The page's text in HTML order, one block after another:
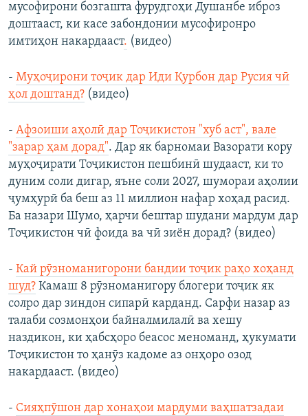
мусофирони бозгашта фурудгоҳи Душанбе иброз
доштааст, ки касе забондонии мусофиронро
имтиҳон накардааст. (видео)
- Муҳоҷирони тоҷик дар Иди Қурбон дар Русия чӣ
ҳол доштанд? (видео)
- Афзоиши аҳолӣ дар Тоҷикистон "хуб аст", вале
"зарар ҳам дорад". Дар як барномаи Вазорати кору
муҳоҷирати Тоҷикистон пешбинӣ шудааст, ки то
дуним соли дигар, яъне соли 2027, шумораи аҳолии
ҷумҳурӣ ба беш аз 11 миллион нафар хоҳад расид.
Ба назари Шумо, ҳарчи бештар шудани мардум дар
Тоҷикистон чӣ фоида ва чӣ зиён дорад? (видео)
- Кай рӯзноманигорони бандии тоҷик раҳо хоҳанд
шуд? Камаш 8 рӯзноманигору блогери тоҷик як
солро дар зиндон сипарӣ карданд. Сарфи назар аз
талаби созмонҳои байналмилалӣ ва хешу
наздикон, ки ҳабсҳоро беасос меноманд, ҳукумати
Тоҷикистон то ҳанӯз кадоме аз онҳоро озод
накардааст. (видео)
- Сияҳпӯшон дар хонаҳои мардуми ваҳшатзадаи